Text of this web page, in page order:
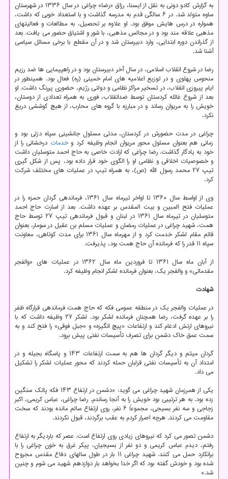
به گزارش کادو دونی به نقل از ایسنا، رزاق «رضا» چراغی در سال ۱۳۳۶ در شهرستان
ساوه متولد شد. در ۶ سالگی قدم به مدرسه گذاشت و با استعداد خوبی که داشت،
همواره در درس هایش موفق بود. او علاوه بر تحصیل، به مطالعات و فعالیتهای
مذهبی علاقه مند بود و در مجالس مذهبی، با شور و اشتیاق حضور می یافت. بعد
از گذراندن دوره ابتدایی، وارد دبیرستان شد و در آن مقطع با برخی مسائل سیاسی
آشنا شد.
رضا در شروع انقلاب اسلامی، در سال آخر دبیرستان بود و در راهپیمایی ها ضد رزیم
منحوس پهلوی و در توزیع اعلامیه های امام خمینی (ره) فعال بود. همینطور در
ایام پیروزی انقلاب، در تسخیر مراکز نظامی و دولتی رژیم، حضوری پررنگ داشت. او
بعد از شروع غائله کردستان توسط ضدانقلاب، فوری به همراه تعدادی از دوستان،
خویش را به مریوان رساند و در مبارزه با گروه های محارب، از هیچ کوششی دریغ
نکرد.
چراغی در مدت حضورش در کردستان، مدتی مسئول جانشینی سپاه دزلی بود و
زمانی هم بعنوان مسئول محور مریوان انجام وظیفه کرد وخدمات درخشانی را از
خود به یادگار گذاشت. رضا چراغی که ارادت خاصی به حاج احمد متوسلیان داشت
و خصوصیات اخلاقی و نظامی او را الگوی خود قرار داده بود، پس از شکل گیری
تیپ ۲۷ محمد رسول الله (ص)، به همراه تیپ در عملیات های مختلف شرکت
کرد.
وی از اواسط سال ۱۳۶۰ تا اواخر تیرماه سال ۱۳۶۱، فرماندهی گردان حمزه را در
عملیات فتح المبین و بیت المقدس بر عهده داشت. بعد از اسارت حاج احمد
متوسلیان در تیرماه سال ۱۳۶۱ در لبنان و قبول فرماندهی تیپ ۲۷ توسط حاج
همت، شهید چراغی در عملیات رمضان و عملیات مسلم بن عقیل در سومار، بعنوان
قائم مقام لشکر خدمت کرد و از مهرماه سال ۱۳۶۱ برای مدت کوتاهی، معاونت
سپاه ۱۱ قدر را که فرمانده آن حاج همت بود، پذیرفت.
از آبان ماه سال ۱۳۶۱ تا فروردین ماه سال ۱۳۶۲ در عملیات های «والفجر
مقدماتی» و والفجر یک، بعنوان فرمانده لشکر انجام وظیفه کرد.
شهادت
در عملیات والفجر یک در منطقه عمومی فکه که حاج همت فرماندهی قرارگاه ظفر
را بر عهده گرفت، رضا همچنان فرمانده لشکر بود. لشکر ۲۷ وظیفه داشت که با
نیروهای ارتش ادغام کند و ارتفاعات «پیچ انگیزه» و «جبل فوقی» را فتح کند و به
سمت عمق خاک دشمن برای تصرف تأسیسات نفتی پیش برود.
گردان میثم و دیگر گردان ها هم به سمت ارتفاعات ۱۴۳ و پاسگاه بجیله و در
امتداد آن به تأسیسات نفتی قزلبان حمله کردند که محور عملیات لشکر را تشکیل
می داد.
یکی از همرزمان شهید چراغی می گوید: «دشمن در ارتفاع ۱۴۳ فکه پاتک سنگین
زده بود. به هر ترتیبی بود خویش را به آنجا رساندم. رضا چراغی، عباس کریمی، اکبر
زجاجی و سه نفر بسیجی، مجموعاً ۶ نفر، روی ارتفاع سالم مانده بودند که سخت
مقاومت می کردند. هرچه اصرار کردم به عقب برگردند، قبول نکردند.
دشمن تصور می کرد که نیروهای زیادی روی ارتفاع است. عصر که باردیگر به ارتفاع
رفتم، دیدم عباس کریمی و دو نفر از بسیجیان، پیکر غرق به خون چراغی را با
برانکارد حمل می کنند. شهید چراغی ۱۱ بار در طول سالهای دفاع مقدس مجروح
شده بود و خودش گفته بود که اگر خدا بخواهد بار دوازدهم شهید می شوم و چنین
شد.»